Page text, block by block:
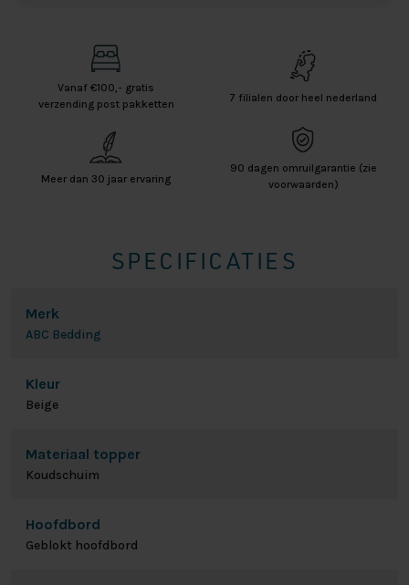
Vanaf €100,- gratis
verzending post pakketten
7 filialen door heel nederland
Meer dan 30 jaar ervaring
90 dagen omruilgarantie (zie
voorwaarden)
SPECIFICATIES
Merk
ABC Bedding
Kleur
Beige
Materiaal topper
Koudschuim
Hoofdbord
Geblokt hoofdbord